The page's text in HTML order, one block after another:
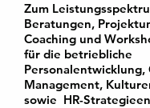
Zum
Beratungen,
Coaching und
für die betriebliche
Personalentwicklung,
Management,
sowie HR-